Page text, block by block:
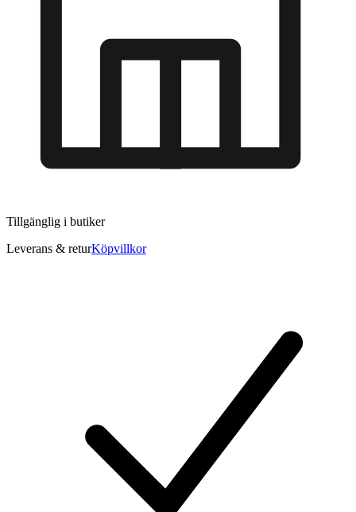
Tillgänglig i butiker
Leverans & returKöpvillkor